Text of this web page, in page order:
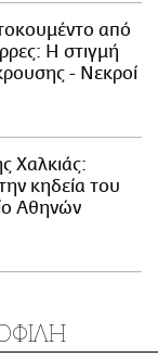
από
Η στιγμή
- Νεκροί
Χαλκιάς:
κηδεία του
Αθηνών